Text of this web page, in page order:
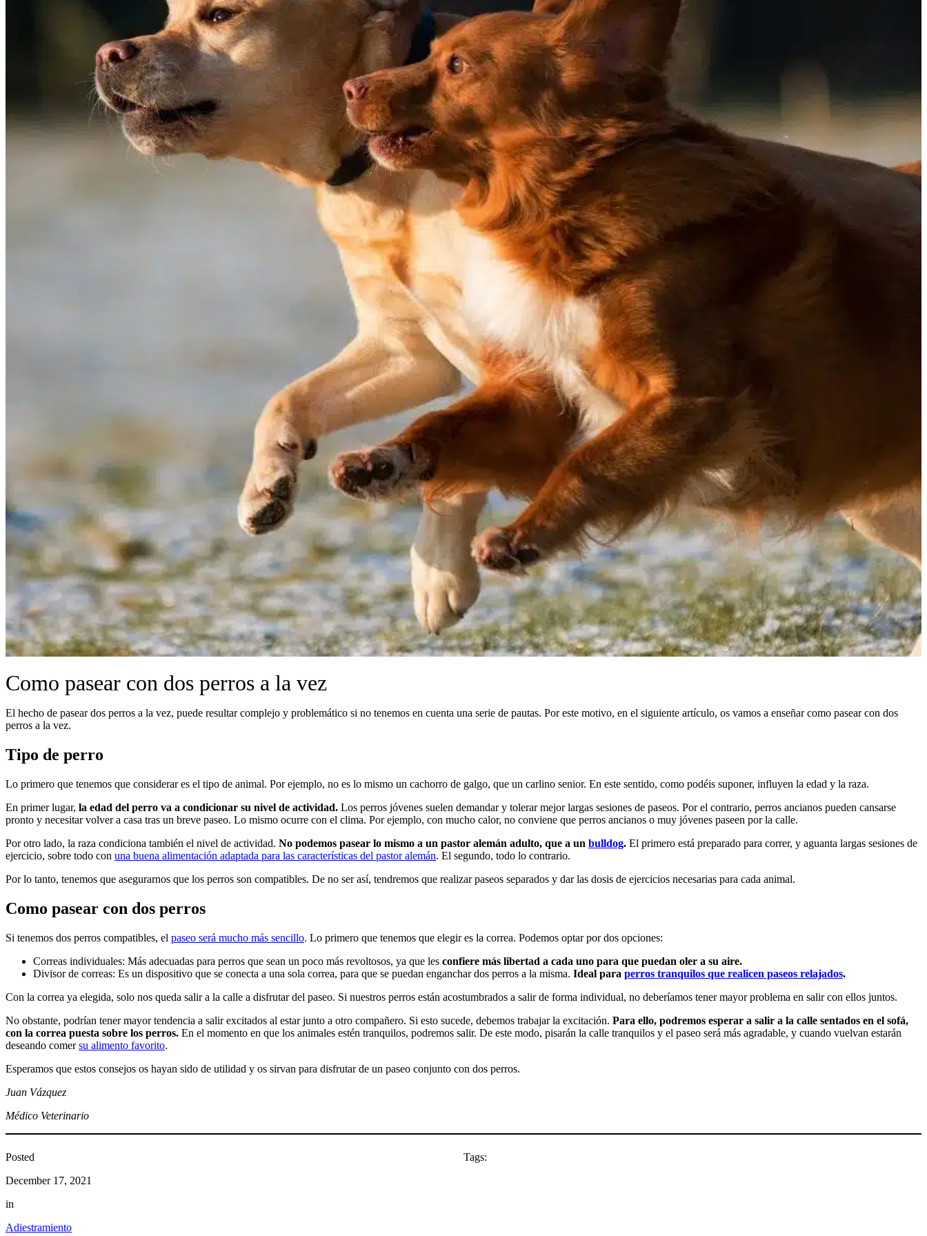
Como pasear con dos perros a la vez
El hecho de pasear dos perros a la vez, puede resultar complejo y problemático si no tenemos en cuenta una serie de pautas. Por este motivo, en el siguiente artículo, os vamos a enseñar como pasear con dos
perros a la vez.
Tipo de perro
Lo primero que tenemos que considerar es el tipo de animal. Por ejemplo, no es lo mismo un cachorro de galgo, que un carlino senior. En este sentido, como podéis suponer, influyen la edad y la raza.
En primer lugar, la edad del perro va a condicionar su nivel de actividad. Los perros jóvenes suelen demandar y tolerar mejor largas sesiones de paseos. Por el contrario, perros ancianos pueden cansarse
pronto y necesitar volver a casa tras un breve paseo. Lo mismo ocurre con el clima. Por ejemplo, con mucho calor, no conviene que perros ancianos o muy jóvenes paseen por la calle.
Por otro lado, la raza condiciona también el nivel de actividad. No podemos pasear lo mismo a un pastor alemán adulto, que a un bulldog. El primero está preparado para correr, y aguanta largas sesiones de
ejercicio, sobre todo con una buena alimentación adaptada para las características del pastor alemán. El segundo, todo lo contrario.
Por lo tanto, tenemos que asegurarnos que los perros son compatibles. De no ser así, tendremos que realizar paseos separados y dar las dosis de ejercicios necesarias para cada animal.
Como pasear con dos perros
Si tenemos dos perros compatibles, el paseo será mucho más sencillo. Lo primero que tenemos que elegir es la correa. Podemos optar por dos opciones:
Correas individuales: Más adecuadas para perros que sean un poco más revoltosos, ya que les confiere más libertad a cada uno para que puedan oler a su aire.
Divisor de correas: Es un dispositivo que se conecta a una sola correa, para que se puedan enganchar dos perros a la misma. Ideal para perros tranquilos que realicen paseos relajados.
Con la correa ya elegida, solo nos queda salir a la calle a disfrutar del paseo. Si nuestros perros están acostumbrados a salir de forma individual, no deberíamos tener mayor problema en salir con ellos juntos.
No obstante, podrían tener mayor tendencia a salir excitados al estar junto a otro compañero. Si esto sucede, debemos trabajar la excitación. Para ello, podremos esperar a salir a la calle sentados en el sofá,
con la correa puesta sobre los perros. En el momento en que los animales estén tranquilos, podremos salir. De este modo, pisarán la calle tranquilos y el paseo será más agradable, y cuando vuelvan estarán
deseando comersu alimento favorito.
Esperamos que estos consejos os hayan sido de utilidad y os sirvan para disfrutar de un paseo conjunto con dos perros.
Juan Vázquez
Médico Veterinario
Posted
December 17, 2021
in
Adiestramiento
Tags: